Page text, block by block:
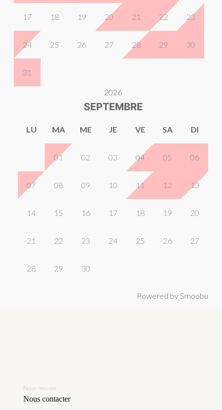
17 18 19 20 21 22 23
24 25 26 27 28 29 30
31
2026
SEPTEMBRE
LU MA ME JE VE SA DI
01 02 03 04 05 06
07 08 09 10 11 12 13
14 15 16 17 18 19 20
21 22 23 24 25 26 27
28 29 30
Powered by Smoobu
Nous trouver
Nous contacter